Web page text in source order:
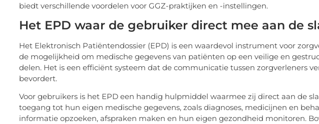
biedt verschillende voordelen voor GGZ-praktijken en -instellingen.
Het EPD waar de gebruiker direct mee aan de
Het Elektronisch Patiëntendossier (EPD) is een waardevol instrument voor
de mogelijkheid om medische gegevens van patiënten op een veilige en
delen. Het is een efficiënt systeem dat de communicatie tussen zorgverleners
bevordert.
Voor gebruikers is het EPD een handig hulpmiddel waarmee zij direct aan de
toegang tot hun eigen medische gegevens, zoals diagnoses, medicijnen en
informatie opzoeken, afspraken maken en hun eigen gezondheid monitoren.